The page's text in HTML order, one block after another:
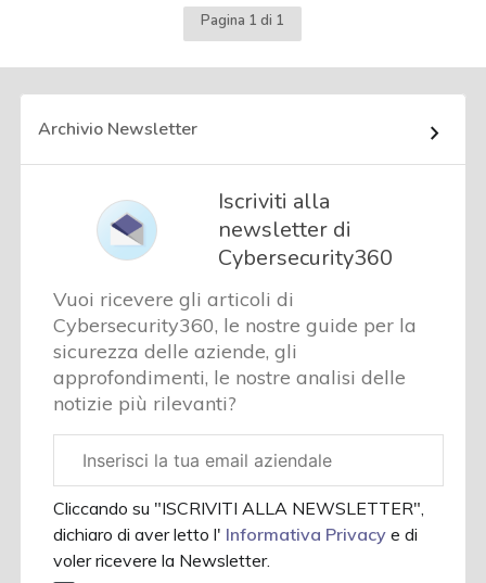
Pagina 1 di 1
Archivio Newsletter
Iscriviti alla
newsletter di
Cybersecurity360
Vuoi ricevere gli articoli di
Cybersecurity360, le nostre guide per la
sicurezza delle aziende, gli
approfondimenti, le nostre analisi delle
notizie più rilevanti?
aziendale
Cliccando su "ISCRIVITI ALLA NEWSLETTER",
dichiaro di aver letto l' Informativa Privacye di
voler ricevere la Newsletter.